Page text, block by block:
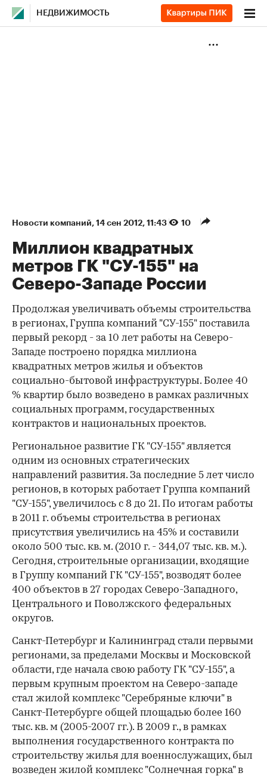
НЕДВИЖИМОСТЬ
Новости компаний⁠, 14 сен 2012, 11:43 10
Миллион квадратных
метров ГК "СУ-155" на
Северо-Западе России
Продолжая увеличивать объемы строительства
в регионах, Группа компаний "СУ-155" поставила
первый рекорд - за 10 лет работы на Северо-
Западе построено порядка миллиона
квадратных метров жилья и объектов
социально-бытовой инфраструктуры. Более 40
% квартир было возведено в рамках различных
социальных программ, государственных
контрактов и национальных проектов.
Региональное развитие ГК "СУ-155" является
одним из основных стратегических
направлений развития. За последние 5 лет число
регионов, в которых работает Группа компаний
"СУ-155", увеличилось с 8 до 21. По итогам работы
в 2011 г. объемы строительства в регионах
присутствия увеличились на 45% и составили
около 500 тыс. кв. м. (2010 г. - 344,07 тыс. кв. м.).
Сегодня, строительные организации, входящие
в Группу компаний ГК "СУ-155", возводят более
400 объектов в 27 городах Северо-Западного,
Центрального и Поволжского федеральных
округов.
Санкт-Петербург и Калининград стали первыми
регионами, за пределами Москвы и Московской
области, где начала свою работу ГК "СУ-155", а
первым крупным проектом на Северо-западе
стал жилой комплекс "Серебряные ключи" в
Санкт-Петербурге общей площадью более 160
тыс. кв. м (2005-2007 гг.). В 2009 г., в рамках
выполнения государственного контракта по
строительству жилья для военнослужащих, был
возведен жилой комплекс "Солнечная горка" в